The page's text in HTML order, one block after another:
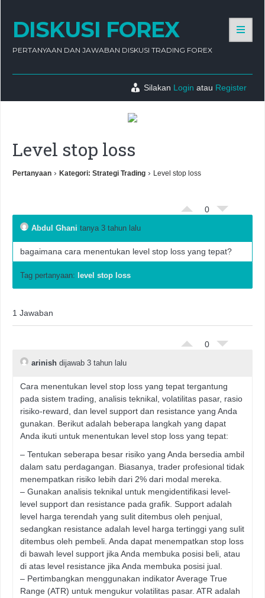
DISKUSI FOREX
PERTANYAAN DAN JAWABAN DISKUSI TRADING FOREX
Silakan Login atau Register
Level stop loss
Pertanyaan › Kategori: Strategi Trading › Level stop loss
0
Abdul Ghani tanya 3 tahun lalu
bagaimana cara menentukan level stop loss yang tepat?
Tag pertanyaan: level stop loss
1 Jawaban
0
arinish dijawab 3 tahun lalu
Cara menentukan level stop loss yang tepat tergantung
pada sistem trading, analisis teknikal, volatilitas pasar, rasio
risiko-reward, dan level support dan resistance yang Anda
gunakan. Berikut adalah beberapa langkah yang dapat
Anda ikuti untuk menentukan level stop loss yang tepat:
– Tentukan seberapa besar risiko yang Anda bersedia ambil
dalam satu perdagangan. Biasanya, trader profesional tidak
menempatkan risiko lebih dari 2% dari modal mereka.
– Gunakan analisis teknikal untuk mengidentifikasi level-
level support dan resistance pada grafik. Support adalah
level harga terendah yang sulit ditembus oleh penjual,
sedangkan resistance adalah level harga tertinggi yang sulit
ditembus oleh pembeli. Anda dapat menempatkan stop loss
di bawah level support jika Anda membuka posisi beli, atau
di atas level resistance jika Anda membuka posisi jual.
– Pertimbangkan menggunakan indikator Average True
Range (ATR) untuk mengukur volatilitas pasar. ATR adalah